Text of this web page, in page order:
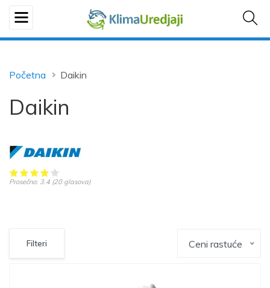
Početna Daikin
Daikin
Prosečno: 3.4 (20glasova)
Filteri Ceni rastuće